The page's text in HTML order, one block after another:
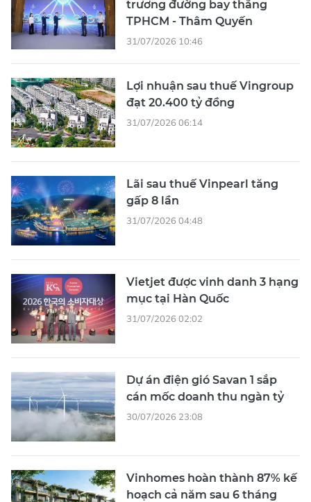
trương đường bay thẳng
TPHCM - Thâm Quyến
31/07/2026 10:46
Lợi nhuận sau thuế Vingroup
đạt 20.400 tỷ đồng
31/07/2026 06:14
Lãi sau thuế Vinpearl tăng
gấp 8 lần
31/07/2026 04:48
Vietjet được vinh danh 3 hạng
mục tại Hàn Quốc
31/07/2026 02:02
Dự án điện gió Savan 1 sắp
cán mốc doanh thu ngàn tỷ
30/07/2026 23:08
Vinhomes hoàn thành 87% kế
hoạch cả năm sau 6 tháng